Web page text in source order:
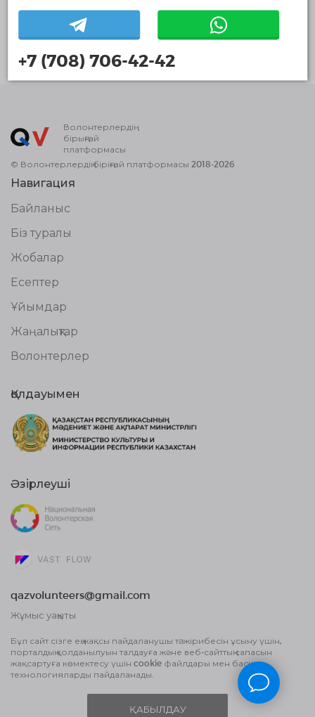
Белсенді жобалар жоқ
Волонтерлердің
бірыңғай
платформасы
© Волонтерлердің біріңғай платформасы 2018-2026
Навигация
Байланыс
Біз туралы
Жобалар
Есептер
Ұйымдар
Жаңалықтар
Волонтерлер
Қолдауымен
Әзірлеуші
qazvolunteers@gmail.com
Жұмыс уақыты
Жария оферта шарты
Деректерді өңдеу туралы Пайдаланушы
Бұл сайт сізге ең жақсы пайдаланушы тәжірибесін ұсыну үшін,
порталдың қолданылуын талдауға және веб-сайттың сапасын
жақсартуға көмектесу үшін cookie файлдары мен басқа
технологияларды пайдаланады.
ҚАБЫЛДАУ
+7 (708) 706-42-42